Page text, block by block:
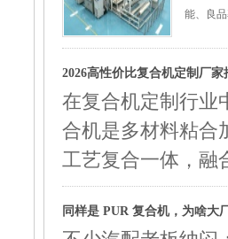
能、良
2026高性价比复合机定制厂家
在复合机定制行业
合机是多材料粘合
工艺复合一体，融
同样是 PUR 复合机，为啥大